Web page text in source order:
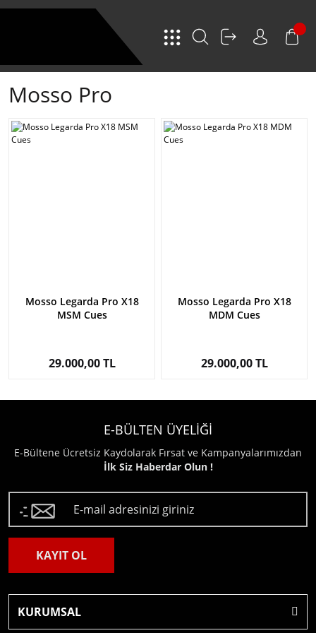
Mosso Pro
Mosso Legarda Pro X18
MSM Cues
29.000,00 TL
Mosso Legarda Pro X18
MDM Cues
29.000,00 TL
E-BÜLTEN ÜYELİĞİ
E-Bültene Ücretsiz Kaydolarak Fırsat ve Kampanyalarımızdan
İlk Siz Haberdar Olun !
KAYIT OL
KURUMSAL